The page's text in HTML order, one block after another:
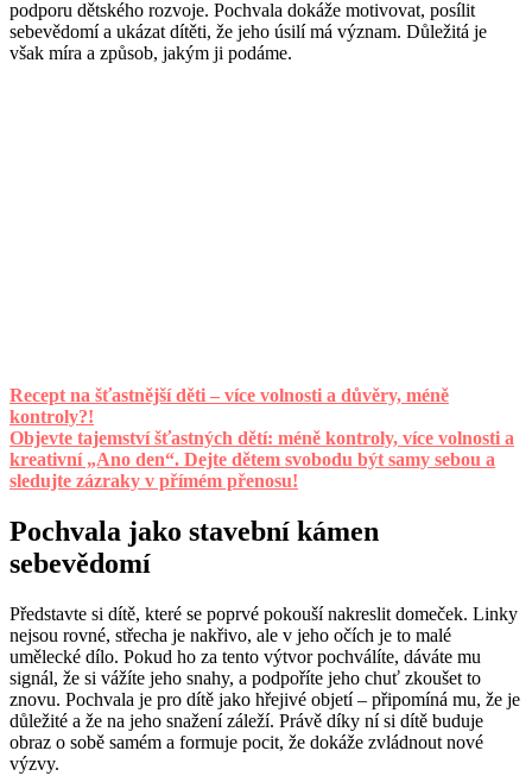
podporu dětského rozvoje. Pochvala dokáže motivovat, posílit
sebevědomí a ukázat dítěti, že jeho úsilí má význam. Důležitá je
však míra a způsob, jakým ji podáme.
Recept na šťastnější děti – více volnosti a důvěry, méně
kontroly?!
Objevte tajemství šťastných dětí: méně kontroly, více volnosti a
kreativní „Ano den“. Dejte dětem svobodu být samy sebou a
sledujte zázraky v přímém přenosu!
Pochvala jako stavební kámen
sebevědomí
Představte si dítě, které se poprvé pokouší nakreslit domeček. Linky
nejsou rovné, střecha je nakřivo, ale v jeho očích je to malé
umělecké dílo. Pokud ho za tento výtvor pochválíte, dáváte mu
signál, že si vážíte jeho snahy, a podpoříte jeho chuť zkoušet to
znovu. Pochvala je pro dítě jako hřejivé objetí – připomíná mu, že je
důležité a že na jeho snažení záleží. Právě díky ní si dítě buduje
obraz o sobě samém a formuje pocit, že dokáže zvládnout nové
výzvy.